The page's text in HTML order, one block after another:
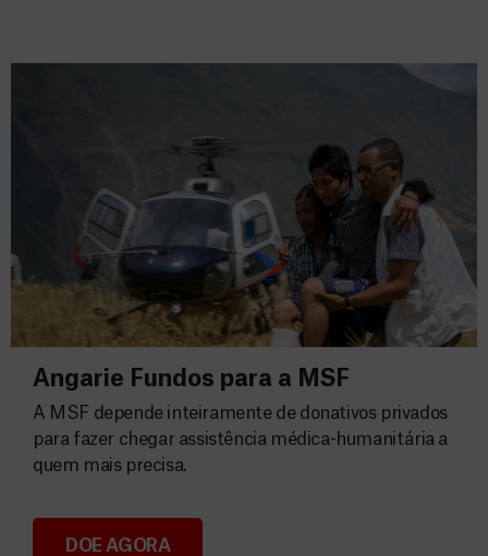
Angarie Fundos para a MSF
A MSF depende inteiramente de donativos privados
para fazer chegar assistência médica-humanitária a
quem mais precisa.
DOE AGORA